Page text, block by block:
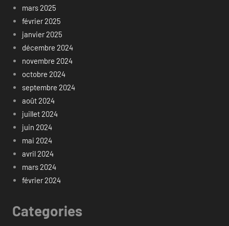
mars 2025
février 2025
janvier 2025
décembre 2024
novembre 2024
octobre 2024
septembre 2024
août 2024
juillet 2024
juin 2024
mai 2024
avril 2024
mars 2024
février 2024
Categories